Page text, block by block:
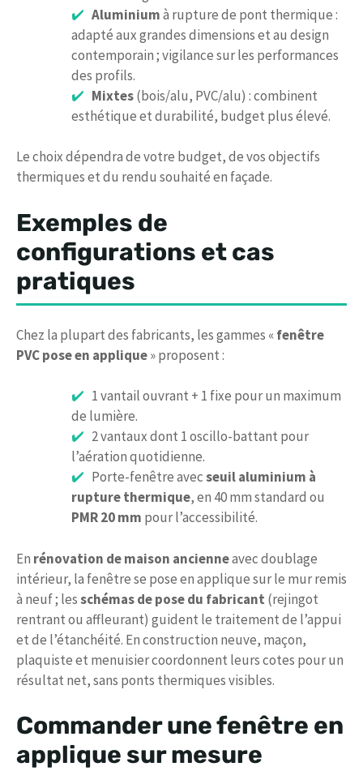
Aluminiumà rupture de pont thermique :
adapté aux grandes dimensions et au design
contemporain ; vigilance sur les performances
des profils.
Mixtes(bois/alu, PVC/alu) : combinent
esthétique et durabilité, budget plus élevé.
Le choix dépendra de votre budget, de vos objectifs
thermiques et du rendu souhaité en façade.
Exemples de
configurations et cas
pratiques
Chez la plupart des fabricants, les gammes «fenêtre
PVC pose en applique» proposent :
1 vantail ouvrant + 1 fixe pour un maximum
de lumière.
2 vantaux dont 1 oscillo-battant pour
l’aération quotidienne.
Porte-fenêtre avecseuil aluminium à
rupture thermique, en 40 mm standard ou
PMR 20 mm pour l’accessibilité.
En rénovation de maison ancienneavec doublage
intérieur, la fenêtre se pose en applique sur le mur remis
à neuf ; lesschémas de pose du fabricant (rejingot
rentrant ou affleurant) guident le traitement de l’appui
et de l’étanchéité. En construction neuve, maçon,
plaquiste et menuisier coordonnent leurs cotes pour un
résultat net, sans ponts thermiques visibles.
Commander une fenêtre en
applique sur mesure